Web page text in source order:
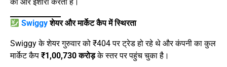
की ओर इशारा करती है।
Swiggyशेयर और मार्केट कैप में स्थिरता
Swiggy के शेयर गुरुवार को ₹404 पर ट्रेड हो रहे थे और कंपनी का कुल
मार्केट कैप ₹1,00,730 करोड़के स्तर पर पहुंच चुका है।